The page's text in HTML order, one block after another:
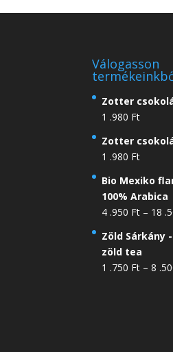
Válogasson
Zotter
1 .980 Ft
Zotter
1 .980 Ft
Bio Mexiko
100% Arabica
4 .950 Ft – 18
Zöld Sárkány
zöld tea
1 .750 Ft – 8